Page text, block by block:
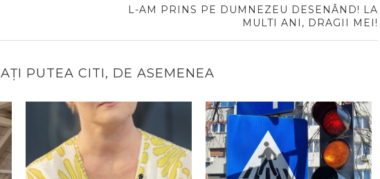
L-AM PRINS PE DUMNEZEU DESENÂND! LA
MULTI ANI, DRAGII MEI!
AȚI PUTEA CITI, DE ASEMENEA